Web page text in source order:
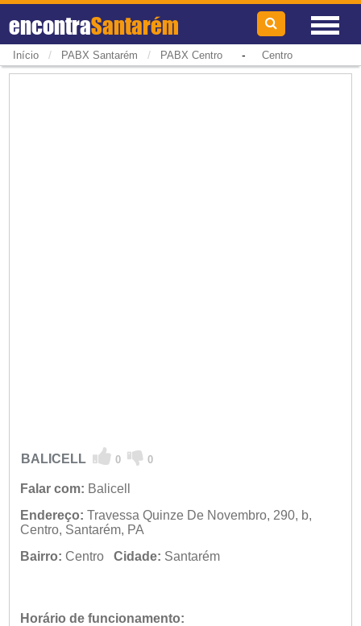
encontraSantarém
Início / PABX Santarém / PABX Centro- Centro
BALICELL 0 0
Falar com: Balicell
Endereço: Travessa Quinze De Novembro, 290, b,
Centro, Santarém, PA
Bairro: Centro Cidade: Santarém
Horário de funcionamento: